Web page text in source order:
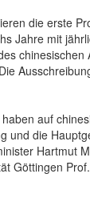
die erste
Jahre mit
auf
und die
Hartmut
Göttingen